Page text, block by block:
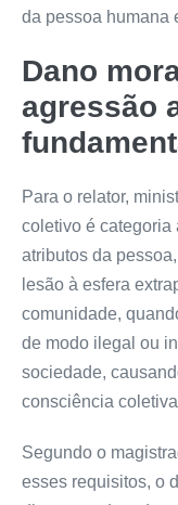
da pessoa humana
Dano
agressão
Para o relator,
coletivo é categoria
atributos da
lesão à esfera
comunidade,
de modo ilegal ou
sociedade,
consciência
Segundo o
esses requisitos, o